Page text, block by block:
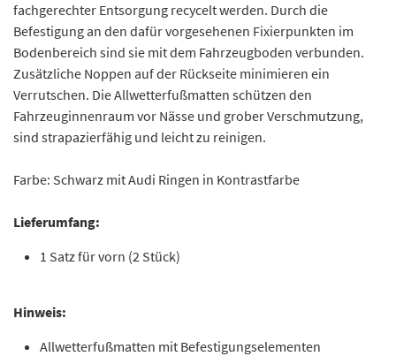
fachgerechter Entsorgung recycelt werden. Durch die
Befestigung an den dafür vorgesehenen Fixierpunkten im
Bodenbereich sind sie mit dem Fahrzeugboden verbunden.
Zusätzliche Noppen auf der Rückseite minimieren ein
Verrutschen. Die Allwetterfußmatten schützen den
Fahrzeuginnenraum vor Nässe und grober Verschmutzung,
sind strapazierfähig und leicht zu reinigen.
Farbe: Schwarz mit Audi Ringen in Kontrastfarbe
Lieferumfang:
1 Satz für vorn (2 Stück)
Hinweis:
Allwetterfußmatten mit Befestigungselementen